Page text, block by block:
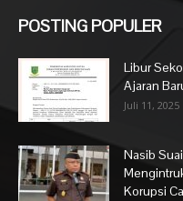
POSTING POPULER
Libur
Ajaran
Juli 11, 2025
Nasib
Korupsi